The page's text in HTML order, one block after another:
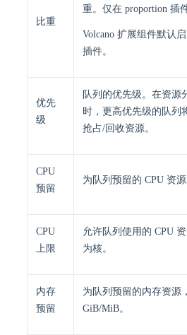
比重
重。仅在 proportion 插
Volcano 扩展组件默认
插件。
优先
级
队列的优先级。在资源
时，更高优先级的队列
抢占/回收资源。
CPU
预留
为队列预留的 CPU 资源
CPU
上限
允许队列使用的 CPU
为核。
内存
预留
为队列预留的内存资源
GiB/MiB。